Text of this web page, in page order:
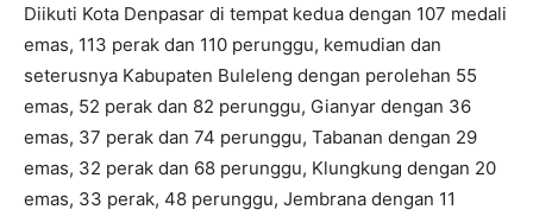
Diikuti Kota Denpasar di tempat kedua dengan 107 medali
emas, 113 perak dan 110 perunggu, kemudian dan
seterusnya Kabupaten Buleleng dengan perolehan 55
emas, 52 perak dan 82 perunggu, Gianyar dengan 36
emas, 37 perak dan 74 perunggu, Tabanan dengan 29
emas, 32 perak dan 68 perunggu, Klungkung dengan 20
emas, 33 perak, 48 perunggu, Jembrana dengan 11